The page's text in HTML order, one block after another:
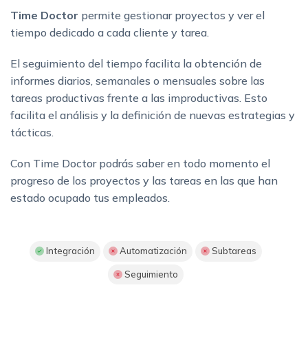
Time Doctor permite gestionar proyectos y ver el
tiempo dedicado a cada cliente y tarea.
El seguimiento del tiempo facilita la obtención de
informes diarios, semanales o mensuales sobre las
tareas productivas frente a las improductivas. Esto
facilita el análisis y la definición de nuevas estrategias y
tácticas.
Con Time Doctor podrás saber en todo momento el
progreso de los proyectos y las tareas en las que han
estado ocupado tus empleados.
Integración Automatización Subtareas
Seguimiento